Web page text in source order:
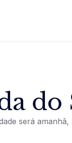
do
será amanhã,